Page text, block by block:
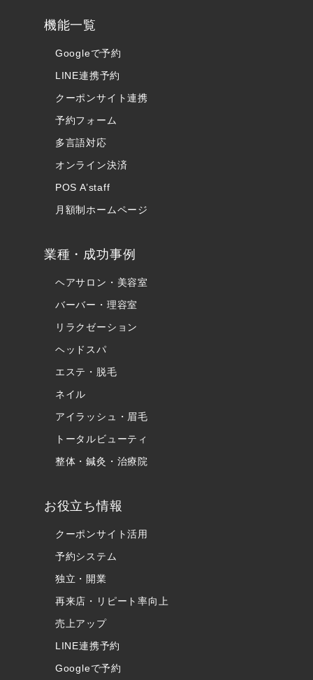
機能一覧
Googleで予約
LINE連携予約
クーポンサイト連携
予約フォーム
多言語対応
オンライン決済
POS A’staff
月額制ホームページ
業種・成功事例
ヘアサロン・美容室
バーバー・理容室
リラクゼーション
ヘッドスパ
エステ・脱毛
ネイル
アイラッシュ・眉毛
トータルビューティ
整体・鍼灸・治療院
お役立ち情報
クーポンサイト活用
予約システム
独立・開業
再来店・リピート率向上
売上アップ
LINE連携予約
Googleで予約